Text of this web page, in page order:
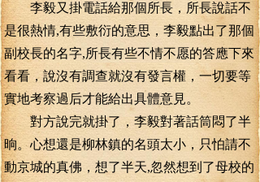
李毅又掛電話給那個所長，所長說話不
是很熱情,有些敷衍的意思，李毅點出了那個
副校長的名字,所長有些不情不愿的答應下來
看看，說沒有調查就沒有發言權，一切要等
實地考察過后才能給出具體意見。
對方說完就掛了，李毅對著話筒悶了半
晌。心想還是柳林鎮的名頭太小，只怕請不
動京城的真佛，想了半天,忽然想到了母校的